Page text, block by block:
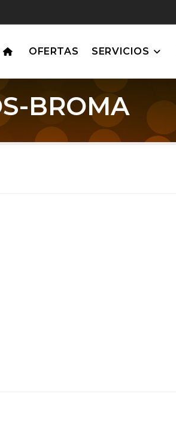
OFERTAS SERVICIOS
BROMA